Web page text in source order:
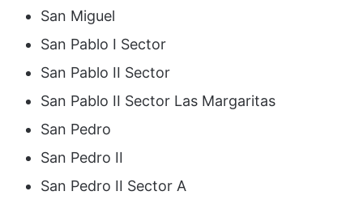
San Miguel
San Pablo I Sector
San Pablo II Sector
San Pablo II Sector Las Margaritas
San Pedro
San Pedro II
San Pedro II Sector A